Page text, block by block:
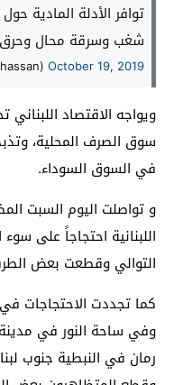
توافر الأدلة المادية
شغب وسرقة محال وحرق
October 19, 2019
ويواجه الاقتصاد
سوق الصرف المحلية،
في السوق السوداء.
و تواصلت اليوم السبت
اللبنانية احتجاجاً على
التوالي وقطعت بعض
كما تجددت الاحتجاجات
وفي ساحة النور في
رمان في النبطية جنوب